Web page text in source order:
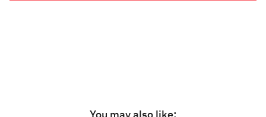
You may also like: